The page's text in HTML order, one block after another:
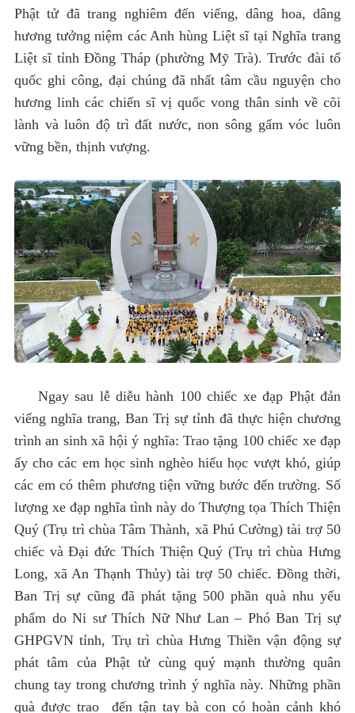
Phật tử đã trang nghiêm đến viếng, dâng hoa, dâng
hương tưởng niệm các Anh hùng Liệt sĩ tại Nghĩa trang
Liệt sĩ tỉnh Đồng Tháp (phường Mỹ Trà). Trước đài tổ
quốc ghi công, đại chúng đã nhất tâm cầu nguyện cho
hương linh các chiến sĩ vị quốc vong thân sinh về cõi
lành và luôn độ trì đất nước, non sông gấm vóc luôn
vững bền, thịnh vượng.
Ngay sau lễ diễu hành 100 chiếc xe đạp Phật đản
viếng nghĩa trang, Ban Trị sự tỉnh đã thực hiện chương
trình an sinh xã hội ý nghĩa: Trao tặng 100 chiếc xe đạp
ấy cho các em học sinh nghèo hiếu học vượt khó, giúp
các em có thêm phương tiện vững bước đến trường. Số
lượng xe đạp nghĩa tình này do Thượng tọa Thích Thiện
Quý (Trụ trì chùa Tâm Thành, xã Phú Cường) tài trợ 50
chiếc và Đại đức Thích Thiện Quý (Trụ trì chùa Hưng
Long, xã An Thạnh Thủy) tài trợ 50 chiếc. Đồng thời,
Ban Trị sự cũng đã phát tặng 500 phần quà nhu yếu
phẩm do Ni sư Thích Nữ Như Lan – Phó Ban Trị sự
GHPGVN tỉnh, Trụ trì chùa Hưng Thiền vận động sự
phát tâm của Phật tử cùng quý mạnh thường quân
chung tay trong chương trình ý nghĩa này. Những phần
quà được trao đến tận tay bà con có hoàn cảnh khó